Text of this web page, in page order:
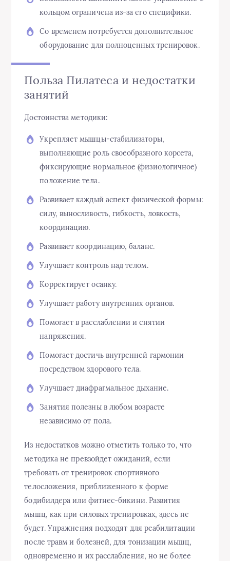
кольцом ограничена из-за его специфики.
Со временем потребуется дополнительное
оборудование для полноценных тренировок.
Польза Пилатеса и недостатки
занятий
Достоинства методики:
Укрепляет мышцы-стабилизаторы,
выполняющие роль своеобразного корсета,
фиксирующие нормальное (физиологичное)
положение тела.
Развивает каждый аспект физической формы:
силу, выносливость, гибкость, ловкость,
координацию.
Развивает координацию, баланс.
Улучшает контроль над телом.
Корректирует осанку.
Улучшает работу внутренних органов.
Помогает в расслаблении и снятии
напряжения.
Помогает достичь внутренней гармонии
посредством здорового тела.
Улучшает диафрагмальное дыхание.
Занятия полезны в любом возрасте
независимо от пола.
Из недостатков можно отметить только то, что
методика не превзойдет ожиданий, если
требовать от тренировок спортивного
телосложения, приближенного к форме
бодибилдера или фитнес-бикини. Развития
мышц, как при силовых тренировках, здесь не
будет. Упражнения подходят для реабилитации
после травм и болезней, для тонизации мышц,
одновременно и их расслабления, но не более